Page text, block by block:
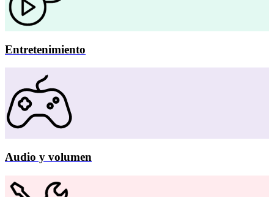
Entretenimiento
Audio y volumen